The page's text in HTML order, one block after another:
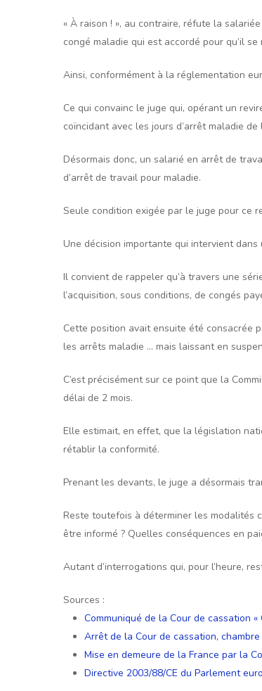
« À raison ! », au contraire, réfute la
congé maladie qui est accordé pour qu’il se
Ainsi, conformément à la réglementation
Ce qui convainc le juge qui, opérant un
coïncidant avec les jours d’arrêt maladie de
Désormais donc, un salarié en arrêt de
d’arrêt de travail pour maladie.
Seule condition exigée par le juge pour ce
Une décision importante qui intervient
Il convient de rappeler qu’à travers une
l’acquisition, sous conditions, de congés
Cette position avait ensuite été consacrée
les arrêts maladie … mais laissant en
C’est précisément sur ce point que la
délai de 2 mois.
Elle estimait, en effet, que la législation
rétablir la conformité.
Prenant les devants, le juge a désormais
Reste toutefois à déterminer les modalités
être informé ? Quelles conséquences en
Autant d’interrogations qui, pour l’heure,
Sources :
Communiqué de la Cour de cassation
Arrêt de la Cour de cassation,
Mise en demeure de la France par la
Directive 2003/88/CE du Parlement